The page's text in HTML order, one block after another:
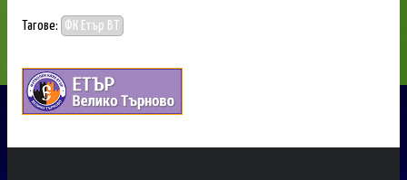
Тагове: ФК Етър ВТ